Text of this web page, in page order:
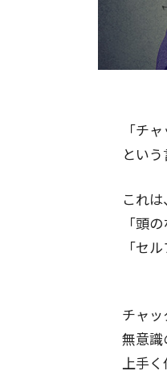
「チ
とい
これ
「頭
「セ
チャ
無意識
上手